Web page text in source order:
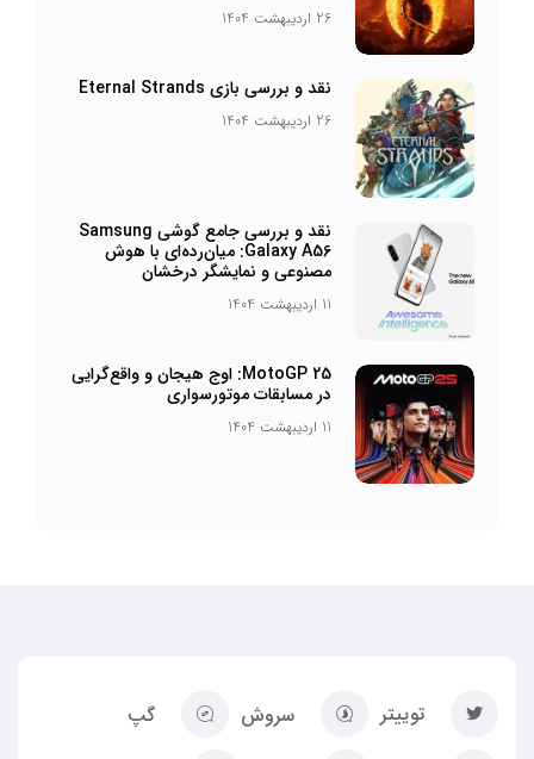
26 اردیبهشت 1404
نقد و بررسی بازی Eternal Strands
26 اردیبهشت 1404
نقد و بررسی جامع گوشی Samsung
Galaxy A56: میان‌رده‌ای با هوش
مصنوعی و نمایشگر درخشان
11 اردیبهشت 1404
MotoGP 25: اوج هیجان و واقع‌گرایی
در مسابقات موتورسواری
11 اردیبهشت 1404
توییتر سروش
گپ